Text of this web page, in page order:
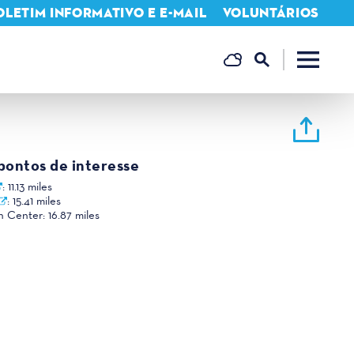
INFORMATIVO E E-MAIL VOLUNTÁRIOS
de interesse
: 11.13 miles
: 15.41 miles
Center: 16.87 miles